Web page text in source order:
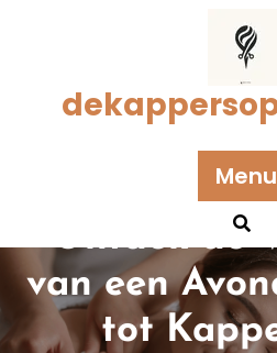
Menu
Geplaatst op
Ontdek de
van een
tot